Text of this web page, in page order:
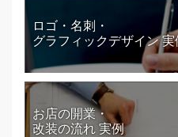
ロゴ・名刺・
グラフィックデザイン 実
お店の開業・
改装の流れ 実例